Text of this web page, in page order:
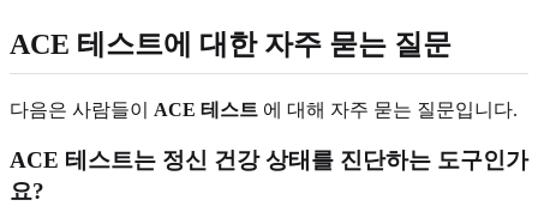
ACE 테스트에 대한 자주 묻는 질문
다음은 사람들이 ACE 테스트 에 대해 자주 묻는 질문입니다.
ACE 테스트는 정신 건강 상태를 진단하는 도구인가
요?